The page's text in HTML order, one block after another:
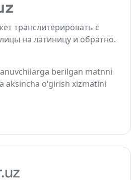
транслитерировать с
на латиницу и обратно.
berilgan matnni
aksincha o‘girish xizmatini